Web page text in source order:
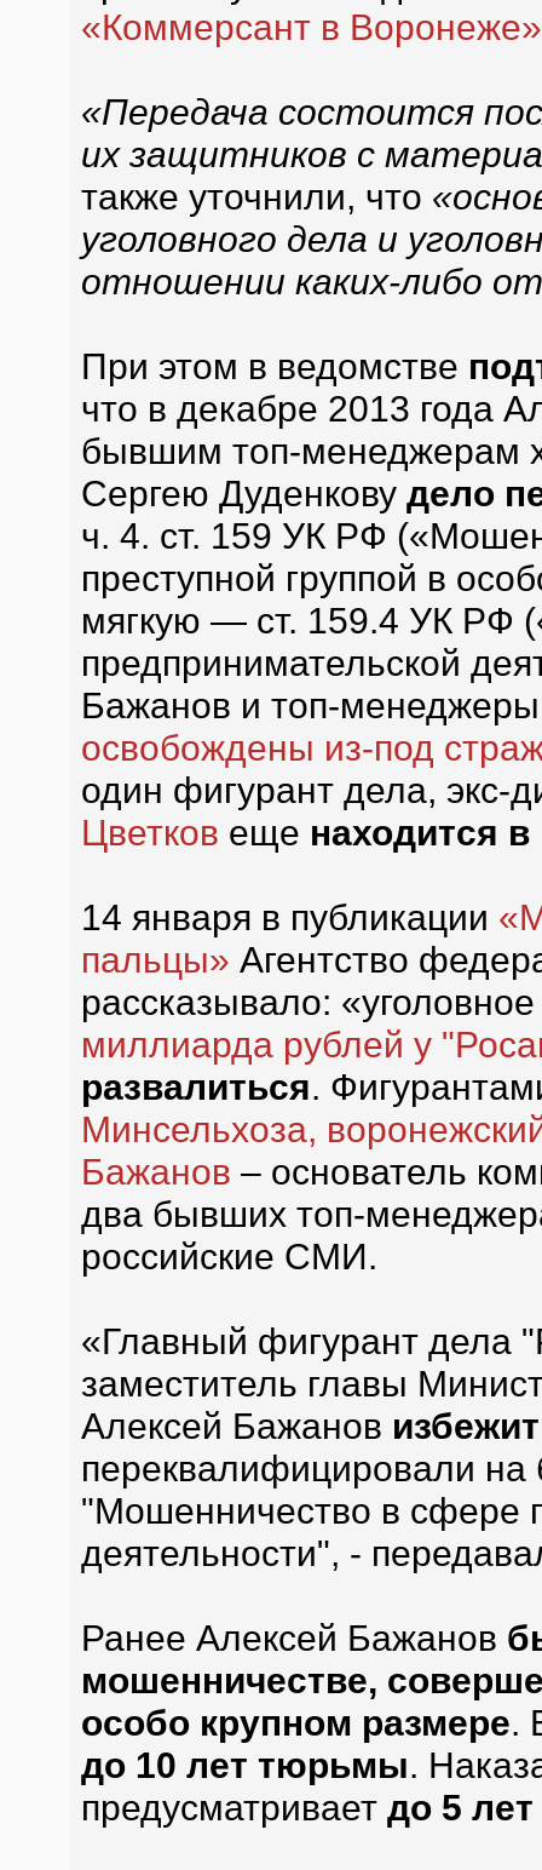
«Коммерсант в Воронеже»
«Передача состоится
их защитников с
также уточнили, что
уголовного дела и
отношении каких-либо
При этом в ведомстве
что в декабре 2013 года
бывшим топ-менеджерам
Сергею Дуденкову дело
ч. 4. ст. 159 УК РФ
преступной группой в
мягкую — ст. 159.4 УК РФ
предпринимательской
Бажанов и топ-
освобождены из-под
один фигурант дела,
Цветков еще находится
14 января в публикации
пальцы» Агентство
рассказывало:
миллиарда рублей у
развалиться.
Минсельхоза,
Бажанов – основатель
два бывших топ-
российские СМИ.
«Главный фигурант дела
заместитель главы
Алексей Бажанов
переквалифицировали на
"Мошенничество в сфере
деятельности", -
Ранее Алексей Бажанов
мошенничестве,
особо крупном размере.
до 10 лет тюрьмы.
предусматривает до 5